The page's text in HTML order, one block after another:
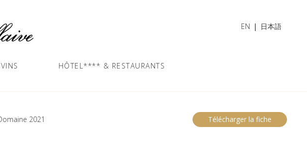
EN 日本語
VINS HÔTEL**** & RESTAURANTS
2021 Télécharger la fiche